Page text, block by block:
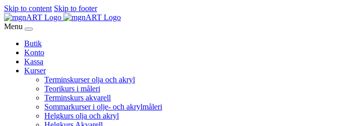
Skip to content Skip to footer
Menu
Butik
Konto
Kassa
Kurser
Terminskurser olja och akryl
Teorikurs i måleri
Terminskurs akvarell
Sommarkurser i olje- och akrylmåleri
Helgkurs olja och akryl